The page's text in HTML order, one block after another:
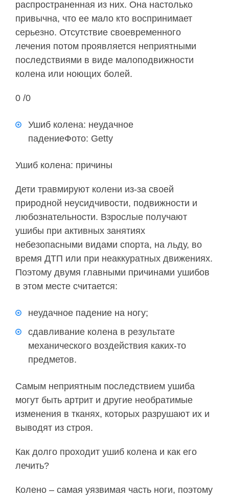
распространенная из них. Она настолько
привычна, что ее мало кто воспринимает
серьезно. Отсутствие своевременного
лечения потом проявляется неприятными
последствиями в виде малоподвижности
колена или ноющих болей.
0 /0
Ушиб колена: неудачное
падениеФото: Getty
Ушиб колена: причины
Дети травмируют колени из-за своей
природной неусидчивости, подвижности и
любознательности. Взрослые получают
ушибы при активных занятиях
небезопасными видами спорта, на льду, во
время ДТП или при неаккуратных движениях.
Поэтому двумя главными причинами ушибов
в этом месте считается:
неудачное падение на ногу;
сдавливание колена в результате
механического воздействия каких-то
предметов.
Самым неприятным последствием ушиба
могут быть артрит и другие необратимые
изменения в тканях, которых разрушают их и
выводят из строя.
Как долго проходит ушиб колена и как его
лечить?
Колено – самая уязвимая часть ноги, поэтому